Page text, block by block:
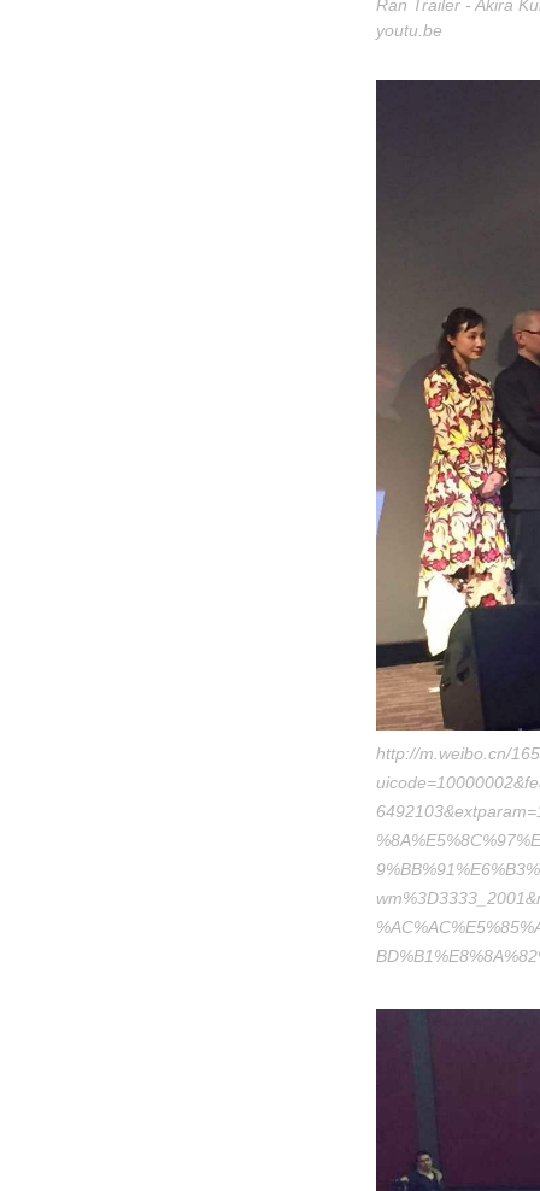
Ran Trailer - Akira
youtu.be
http://m.weibo.cn/